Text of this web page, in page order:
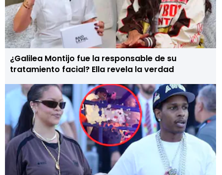
¿Galilea Montijo fue la responsable de su
tratamiento facial? Ella revela la verdad